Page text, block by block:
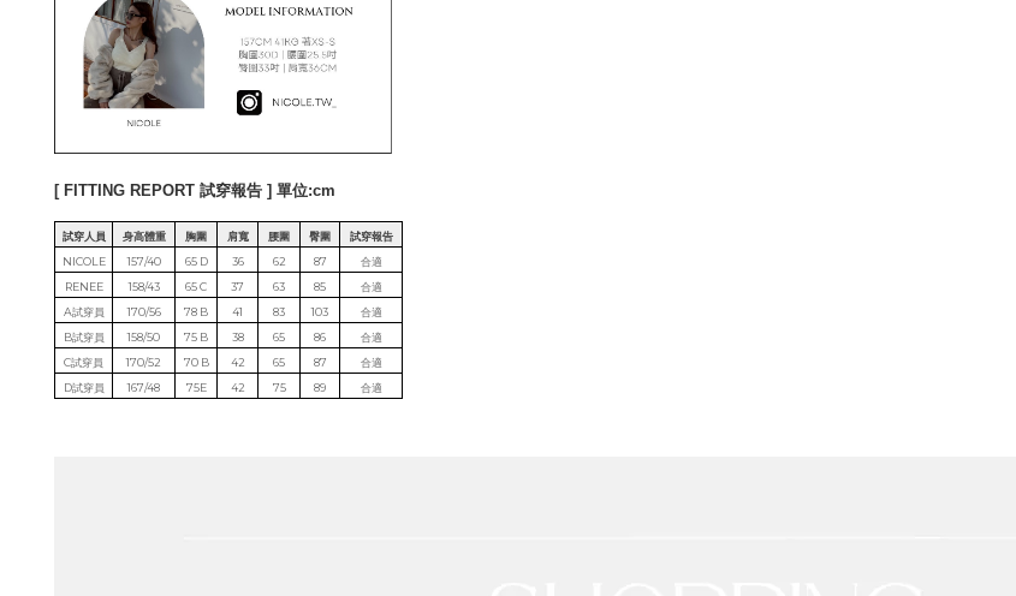
[ FITTING REPORT 試穿報告 ] 單位:cm
試穿人員 身高體重 胸圍 肩寬 腰圍 臀圍
試穿報告
NICOLE
157/40 65 D 36 62 87
合適
RENEE
158/43 65 C 37 63 85
合適
A試穿員
170/56 78 B 41 83 103
合適
B試穿員
158/50 75 B 38 65 86
合適
C試穿員
170/52 70 B 42 65 87
合適
D試穿員
167/48 75E 42 75 89 合適